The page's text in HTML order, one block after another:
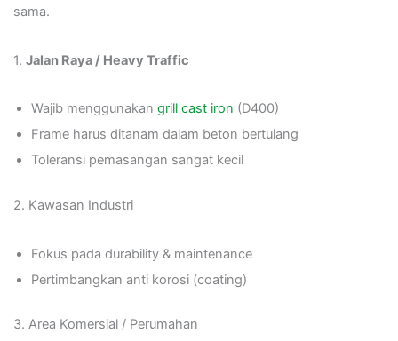
sama.
1. Jalan Raya / Heavy Traffic
Wajib menggunakan grill cast iron (D400)
Frame harus ditanam dalam beton bertulang
Toleransi pemasangan sangat kecil
2. Kawasan Industri
Fokus pada durability & maintenance
Pertimbangkan anti korosi (coating)
3. Area Komersial / Perumahan